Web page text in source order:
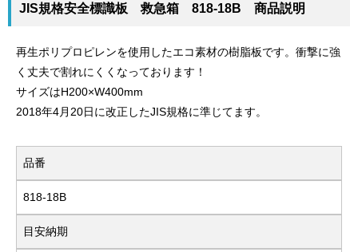
JIS規格安全標識板 救急箱 818-18B 商品説明
再生ポリプロピレンを使用したエコ素材の樹脂板です。衝撃に強
く丈夫で割れにくくなっております！
サイズはH200×W400mm
2018年4月20日に改正したJIS規格に準じてます。
品番
818-18B
目安納期